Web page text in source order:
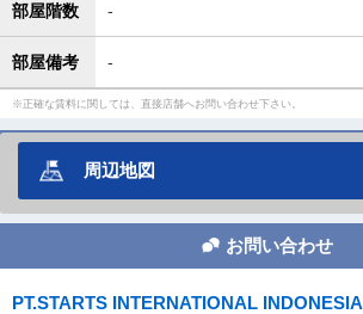
部屋階数 -
部屋備考 -
正確な賃料に関しては、直接店舗へお問い合わせ下さい。
周辺地図
お問い合わせ
PT.STARTS INTERNATIONAL INDONESIA